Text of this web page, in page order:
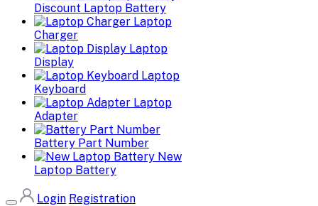
Discount Laptop Battery
Laptop
Charger
Laptop
Display
Laptop
Keyboard
Laptop
Adapter
Battery Part Number
New
Laptop Battery
Login Registration